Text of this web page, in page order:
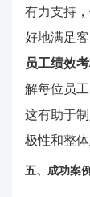
有力支持
好地满足客
员工绩效
解每位员
这有助于
极性和整体
五、成功案